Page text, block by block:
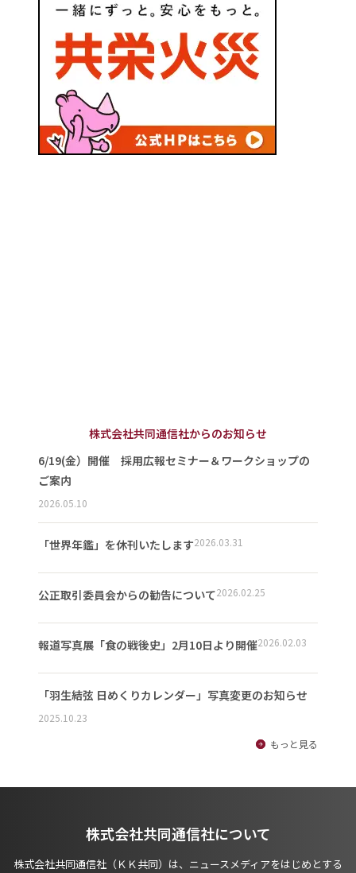
株式会社共同通信社からのお知らせ
6/19(金）開催 採用広報セミナー＆ワークショップの
ご案内
2026.05.10
「世界年鑑」を休刊いたします2026.03.31
公正取引委員会からの勧告について2026.02.25
報道写真展「食の戦後史」2月10日より開催2026.02.03
「羽生結弦 日めくりカレンダー」写真変更のお知らせ
2025.10.23
もっと見る
株式会社共同通信社について
株式会社共同通信社（ＫＫ共同）は、ニュースメディアをはじめとする